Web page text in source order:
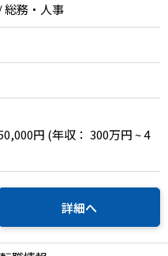
総務・人事
円 (年収： 300万円 ~ 4
詳細へ